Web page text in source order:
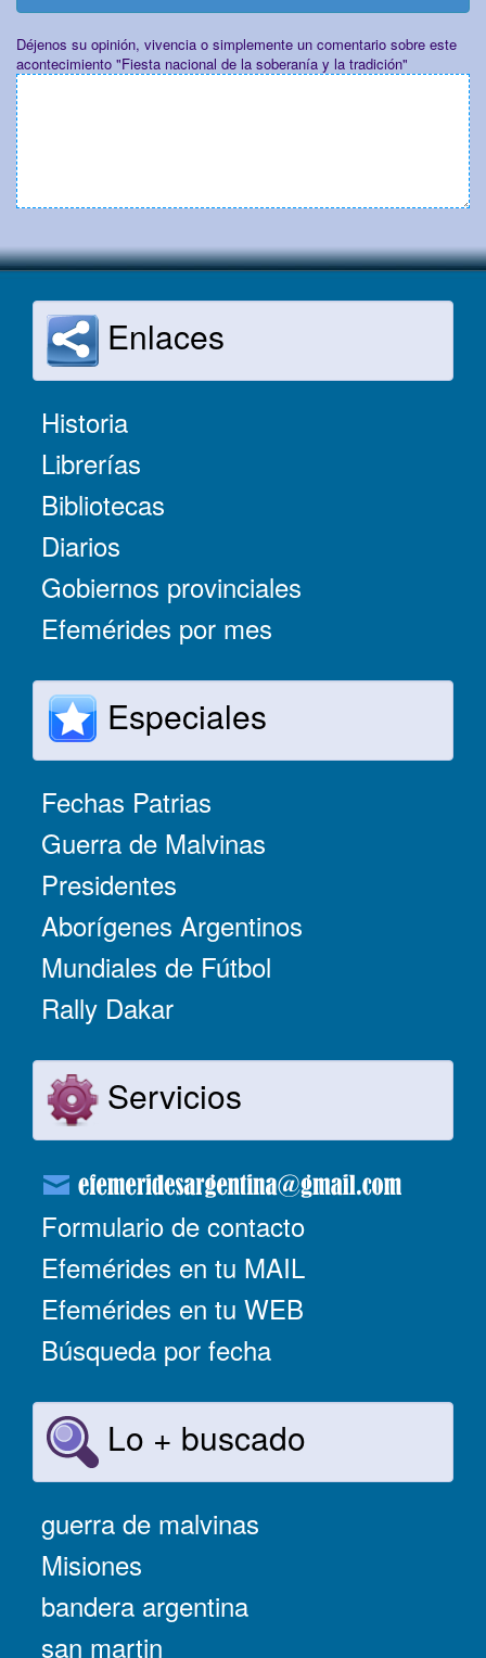
Déjenos su opinión, vivencia o simplemente un comentario sobre este
acontecimiento "Fiesta nacional de la soberanía y la tradición"
Enlaces
Historia
Librerías
Bibliotecas
Diarios
Gobiernos provinciales
Efemérides por mes
Especiales
Fechas Patrias
Guerra de Malvinas
Presidentes
Aborígenes Argentinos
Mundiales de Fútbol
Rally Dakar
Servicios
Formulario de contacto
Efemérides en tu MAIL
Efemérides en tu WEB
Búsqueda por fecha
Lo + buscado
guerra de malvinas
Misiones
bandera argentina
san martin